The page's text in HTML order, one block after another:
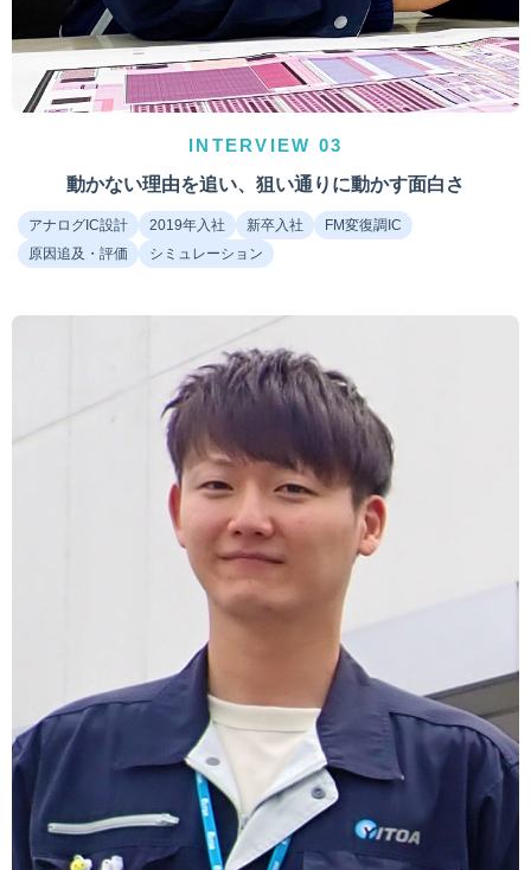
INTERVIEW 03
動かない理由を追い、狙い通りに動かす面白さ
アナログIC設計 2019年入社 新卒入社
FM変復調IC
原因追及・評価
シミュレーション